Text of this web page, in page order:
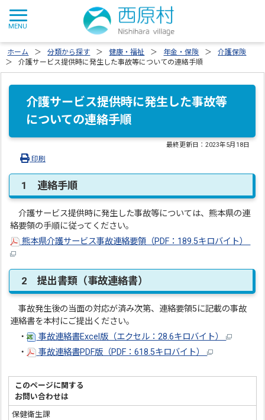
ホーム 分類から探す 健康・福祉 年金・保険
介護保険
介護サービス提供時に発生した事故等についての連絡手順
介護サービス提供時に発生した事故等
についての連絡手順
最終更新日：2023年5月18日
印刷
1 連絡手順
介護サービス提供時に発生した事故等については、熊本県の連
絡要領の手順に従ってください。
熊本県介護サービス事故連絡要領（PDF：189.5キロバイト）
2 提出書類（事故連絡書）
事故発生後の当面の対応が済み次第、連絡要領5に記載の事故
連絡書を本村にご提出ください。
・
事故連絡書Excel版（エクセル：28.6キロバイト）
・
事故連絡書PDF版（PDF：618.5キロバイト）
このページに関する
お問い合わせは
保健衛生課